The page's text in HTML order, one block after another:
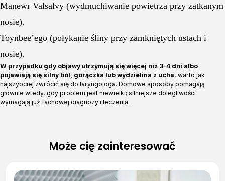
Manewr Valsalvy (wydmuchiwanie powietrza przy zatkanym
nosie).
Toynbee’ego (połykanie śliny przy zamkniętych ustach i
nosie).
W przypadku gdy objawy utrzymują się więcej niż 3–4 dni albo
pojawiają się silny ból, gorączka lub wydzielina z ucha, warto jak
najszybciej zwrócić się do laryngologa. Domowe sposoby pomagają
głównie wtedy, gdy problem jest niewielki; silniejsze dolegliwości
wymagają już fachowej diagnozy i leczenia.
Może cię zainteresować